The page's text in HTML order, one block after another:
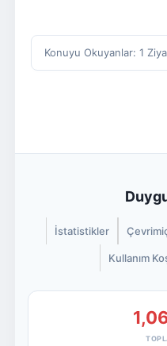
Konuyu Okuyanlar: 1
İstatistikler
Kullanım